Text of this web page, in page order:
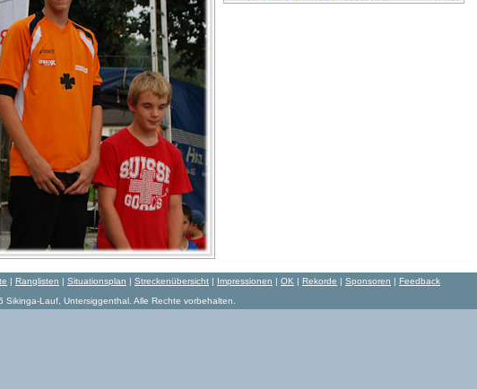
| Ranglisten | Situationsplan | Streckenübersicht | Impressionen | OK | Rekorde | Sponsoren | Feedback
Sikinga-Lauf, Untersiggenthal. Alle Rechte vorbehalten.